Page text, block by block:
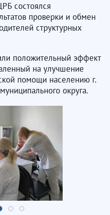
состоялся
проверки и обмен
структурных
положительный эффект
на улучшение
помощи населению г.
округа.